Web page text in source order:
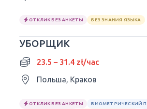
ОТКЛИК БЕЗ АНКЕТЫ БЕЗ ЗНАНИЯ ЯЗЫКА
УБОРЩИК
23.5 – 31.4 zł/час
Польша, Краков
ОТКЛИК БЕЗ АНКЕТЫ
БИОМЕТРИЧЕСКИЙ